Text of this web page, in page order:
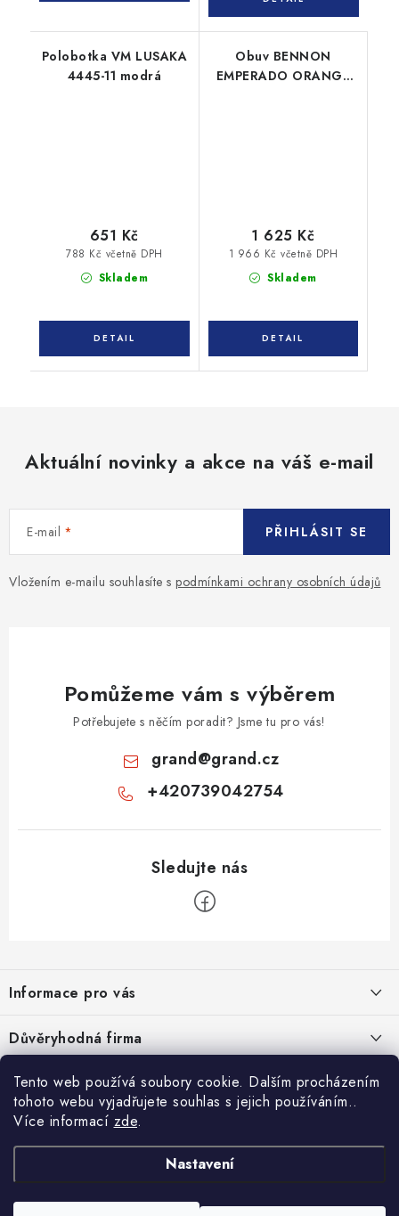
Tento web používá soubory cookie. Dalším procházením
tohoto webu vyjadřujete souhlas s jejich používáním..
Více informací zde.
Nastavení
Polobotka VM LUSAKA
4445-11 modrá
Skladem
788 Kč včetně DPH
651 Kč
Obuv BENNON
EMPERADO ORANGE
Skladem
1 966 Kč včetně DPH
1 625 Kč
Aktuální novinky a akce na váš e-mail
E-mail
Vložením e-mailu souhlasíte s podmínkami ochrany osobních údajů
PŘIHLÁSIT SE
Pomůžeme vám s výběrem
Potřebujete s něčím poradit? Jsme tu pro vás!
grand@grand.cz
+420739042754
p
a
t
Informace pro vás
Velkoobchod
O nás
Kontakty
Náhradní plnění
Důvěryhodná firma
Ověřeno zákazníky